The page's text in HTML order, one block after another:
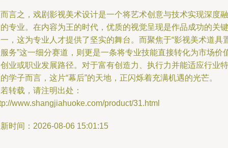
言之，戏剧影视美术设计是一个将艺术创意与技术实现深度融
专业。在内容为王的时代，优质的视觉呈现是作品成功的关键
，这为专业人才提供了坚实的舞台。而聚焦于“影视美术道具
务”这一细分赛道，则更是一条将专业技能直接转化为市场价
业或职业发展路径。对于富有创造力、执行力并能适应行业特
学子而言，这片“幕后”的天地，正闪烁着充满机遇的光芒。
转载，请注明出处：
www.shangjiahuoke.com/product/31.html
时间：2026-08-06 15:01:15